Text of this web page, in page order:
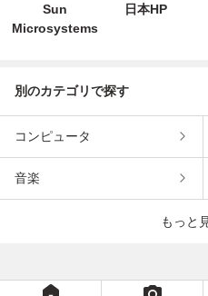
Sun
Microsystems
日本HP
別のカテゴリで探す
コンピュータ
音楽
もっと